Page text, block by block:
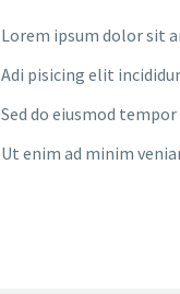
Lorem ipsum dolor sit
Adi pisicing elit
Sed do eiusmod
Ut enim ad minim